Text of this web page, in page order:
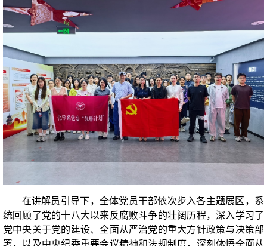
在讲解员引导下，全体党员干部依次步入各主题展区，系
统回顾了党的十八大以来反腐败斗争的壮阔历程，深入学习了
党中央关于党的建设、全面从严治党的重大方针政策与决策部